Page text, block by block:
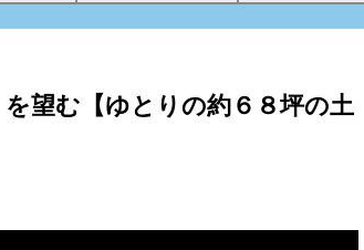
望む【ゆとりの約６８坪の土